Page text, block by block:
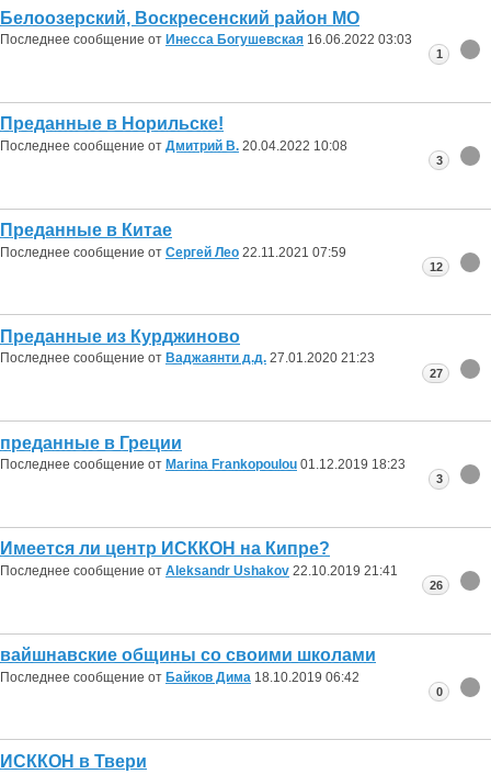
Белоозерский, Воскресенский район МО
Последнее сообщение от Инесса Богушевская 16.06.2022 03:03
1
Преданные в Норильске!
Последнее сообщение от Дмитрий В. 20.04.2022 10:08
3
Преданные в Китае
Последнее сообщение от Сергей Лео 22.11.2021 07:59
12
Преданные из Курджиново
Последнее сообщение от Ваджаянти д.д. 27.01.2020 21:23
27
преданные в Греции
Последнее сообщение от Marina Frankopoulou 01.12.2019 18:23
3
Имеется ли центр ИСККОН на Кипре?
Последнее сообщение от Aleksandr Ushakov 22.10.2019 21:41
26
вайшнавские общины со своими школами
Последнее сообщение от Байков Дима 18.10.2019 06:42
0
ИСККОН в Твери